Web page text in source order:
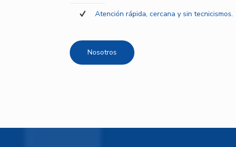
Atención rápida, cercana y sin tecnicismos.
Nosotros